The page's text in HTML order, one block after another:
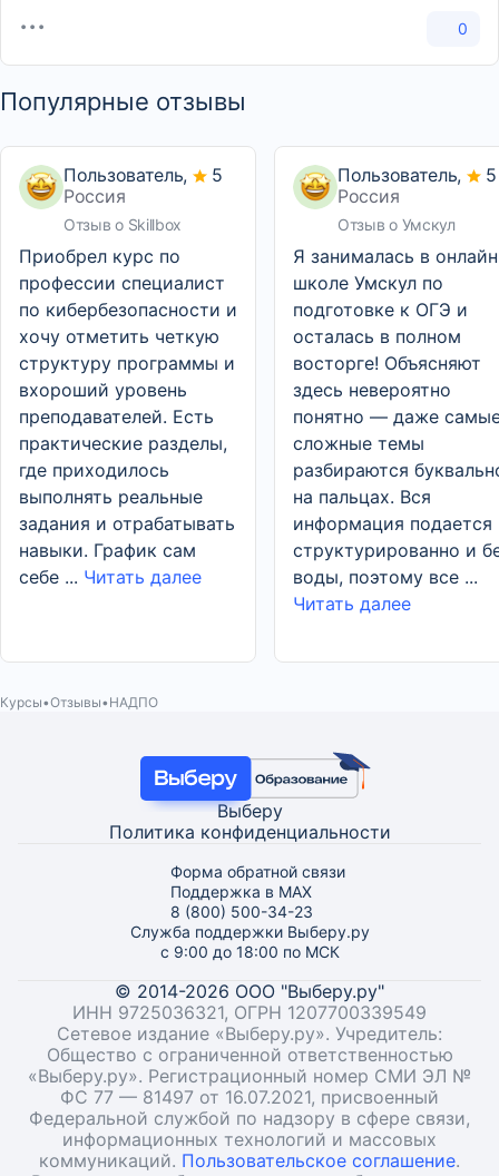
0
Популярные отзывы
Пользователь,
Россия
Отзыв о Skillbox
5
Приобрел курс по
профессии специалист
по кибербезопасности и
хочу отметить четкую
структуру программы и
вхороший уровень
преподавателей. Есть
практические разделы,
где приходилось
выполнять реальные
задания и отрабатывать
навыки. График сам
себе ... Читать далее
Пользователь,
Россия
Отзыв о Умскул
5
Я занималась в
школе Умскул по
подготовке к ОГЭ и
осталась в полном
восторге! Объясняют
здесь невероятно
понятно — даже
сложные темы
разбираются
на пальцах. Вся
информация подается
структурированно и
воды, поэтому все ...
Читать далее
Курсы Отзывы НАДПО
Выберу
Политика конфиденциальности
Форма обратной связи
Поддержка в MAX
8 (800) 500-34-23
Служба поддержки Выберу.ру
с 9:00 до 18:00 по МСК
© 2014-2026 ООО "Выберу.ру"
ИНН 9725036321, ОГРН 1207700339549
Сетевое издание «Выберу.ру». Учредитель:
Общество с ограниченной ответственностью
«Выберу.ру». Регистрационный номер СМИ ЭЛ №
ФС 77 — 81497 от 16.07.2021, присвоенный
Федеральной службой по надзору в сфере связи,
информационных технологий и массовых
коммуникаций. Пользовательское соглашение.